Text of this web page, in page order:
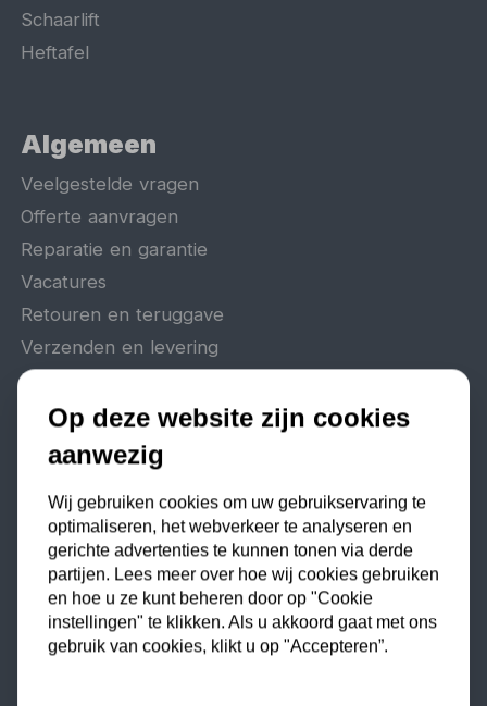
Schaarlift
Heftafel
Algemeen
Veelgestelde vragen
Offerte aanvragen
Reparatie en garantie
Vacatures
Retouren en teruggave
Verzenden en levering
Bestellen en betalen
Algemene voorwaarden
Over ons
Bestelling herroepen / annuleren
Contact
Kippers Rijssen
Ozonstraat 13
7463 PK Rijssen
Op deze website zijn cookies
aanwezig
Wij gebruiken cookies om uw gebruikservaring te
optimaliseren, het webverkeer te analyseren en
gerichte advertenties te kunnen tonen via derde
partijen. Lees meer over hoe wij cookies gebruiken
en hoe u ze kunt beheren door op "Cookie
instellingen" te klikken. Als u akkoord gaat met ons
gebruik van cookies, klikt u op "Accepteren”.